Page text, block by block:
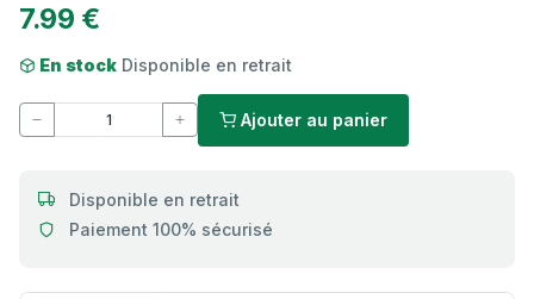
7.99 €
En stock Disponible en retrait
Ajouter au panier
Disponible en retrait
Paiement 100% sécurisé